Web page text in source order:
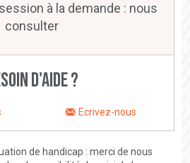
à la demande : nous
consulter
d'aide ?
Ecrivez-nous
de handicap : merci de nous